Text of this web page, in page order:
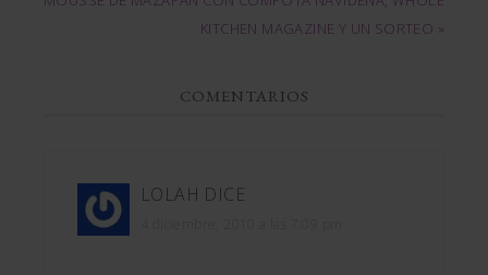
KITCHEN MAGAZINE Y UN SORTEO »
COMENTARIOS
LOLAH DICE